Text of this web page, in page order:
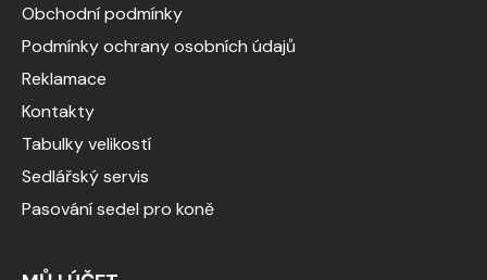
Obchodní podmínky
Podmínky ochrany osobních údajů
Reklamace
Kontakty
Tabulky velikostí
Sedlářský servis
Pasování sedel pro koně